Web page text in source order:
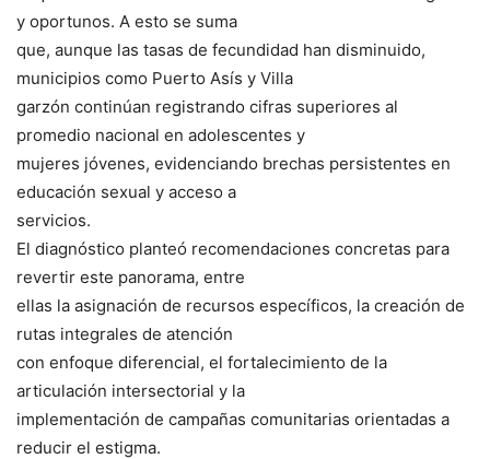
y oportunos. A esto se suma
que, aunque las tasas de fecundidad han disminuido,
municipios como Puerto Asís y Villa
garzón continúan registrando cifras superiores al
promedio nacional en adolescentes y
mujeres jóvenes, evidenciando brechas persistentes en
educación sexual y acceso a
servicios.
El diagnóstico planteó recomendaciones concretas para
revertir este panorama, entre
ellas la asignación de recursos específicos, la creación de
rutas integrales de atención
con enfoque diferencial, el fortalecimiento de la
articulación intersectorial y la
implementación de campañas comunitarias orientadas a
reducir el estigma.